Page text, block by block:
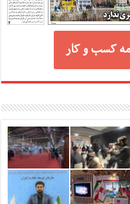
کسب و کار